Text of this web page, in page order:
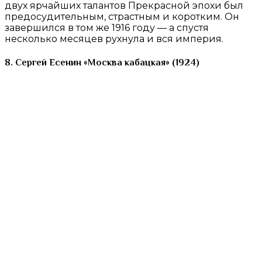
двух ярчайших талантов Прекрасной эпохи был
предосудительным, страстным и коротким. Он
завершился в том же 1916 году — а спустя
несколько месяцев рухнула и вся империя.
8. Сергей Есенин «Москва кабацкая» (1924)